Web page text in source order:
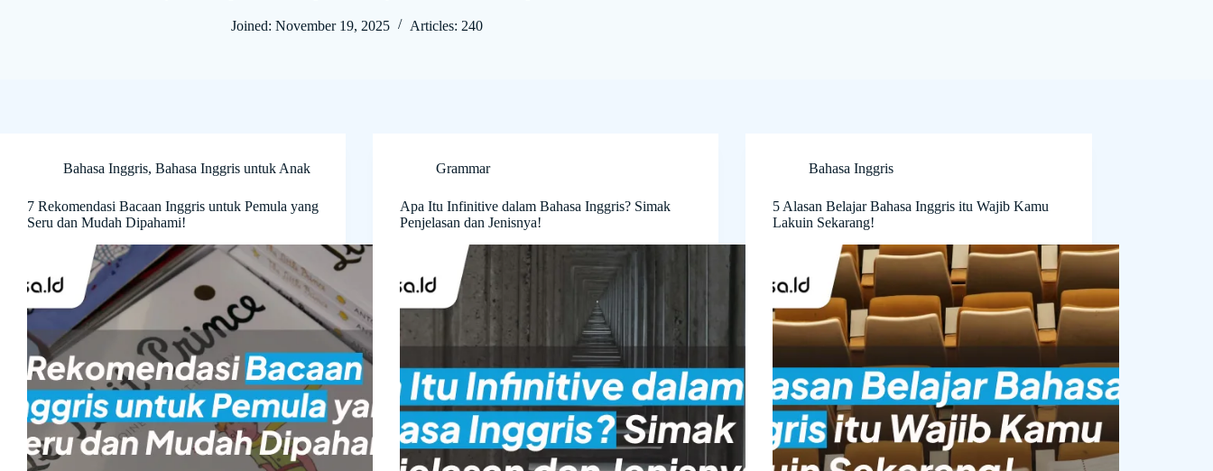
Joined: November 19, 2025 Articles: 240
Bahasa Inggris, Bahasa Inggris untuk Anak
7 Rekomendasi Bacaan Inggris untuk Pemula yang
Seru dan Mudah Dipahami!
Grammar
Apa Itu Infinitive dalam Bahasa Inggris? Simak
Penjelasan dan Jenisnya!
Bahasa Inggris
5 Alasan Belajar Bahasa Inggris itu Wajib Kamu
Lakuin Sekarang!